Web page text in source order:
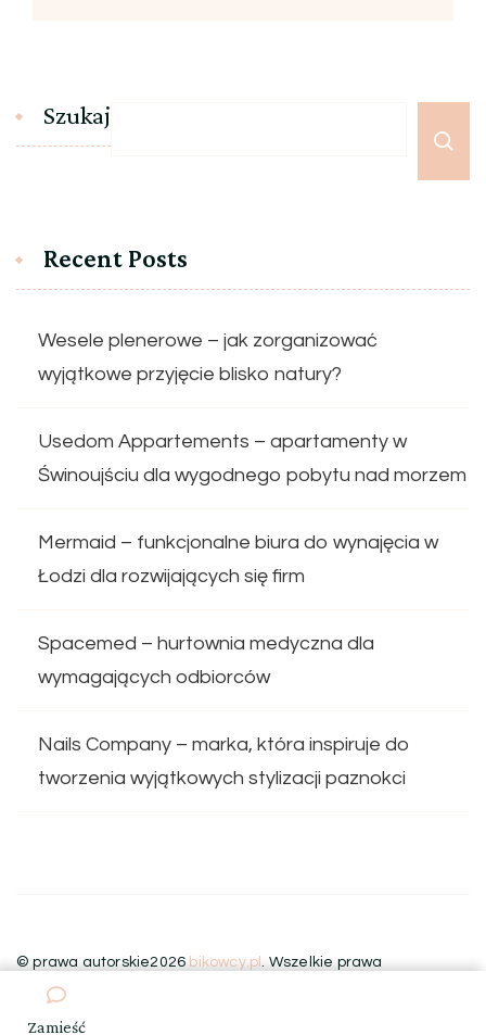
Zamieść
Szukaj
Recent Posts
Wesele plenerowe – jak zorganizować
wyjątkowe przyjęcie blisko natury?
Usedom Appartements – apartamenty w
Świnoujściu dla wygodnego pobytu nad morzem
Mermaid – funkcjonalne biura do wynajęcia w
Łodzi dla rozwijających się firm
Spacemed – hurtownia medyczna dla
wymagających odbiorców
Nails Company – marka, która inspiruje do
tworzenia wyjątkowych stylizacji paznokci
© prawa autorskie2026 bikowcy.pl. Wszelkie prawa
zastrzeżone.
Themes .Wspierany przez